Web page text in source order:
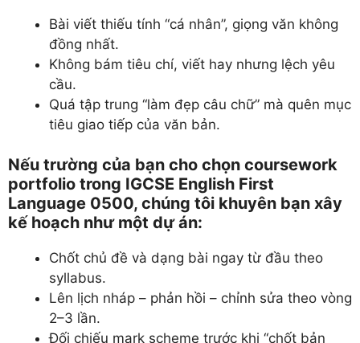
Bài viết thiếu tính “cá nhân”, giọng văn không
đồng nhất.
Không bám tiêu chí, viết hay nhưng lệch yêu
cầu.
Quá tập trung “làm đẹp câu chữ” mà quên mục
tiêu giao tiếp của văn bản.
Nếu trường của bạn cho chọn coursework
portfolio trong IGCSE English First
Language 0500, chúng tôi khuyên bạn xây
kế hoạch như một dự án:
Chốt chủ đề và dạng bài ngay từ đầu theo
syllabus.
Lên lịch nháp – phản hồi – chỉnh sửa theo vòng
2–3 lần.
Đối chiếu mark scheme trước khi “chốt bản